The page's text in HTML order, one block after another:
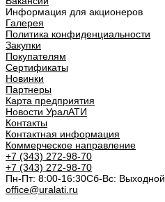
Информация для акционеров
Галерея
Политика конфиденциальности
Закупки
Покупателям
Сертификаты
Новинки
Партнеры
Карта предприятия
Новости УралАТИ
Контакты
Контактная информация
Коммерческое направление
+7 (343) 272-98-70
+7 (343) 272-98-70
Пн-Пт: 8:00-16:30Cб-Вс: Выходной
office@uralati.ru